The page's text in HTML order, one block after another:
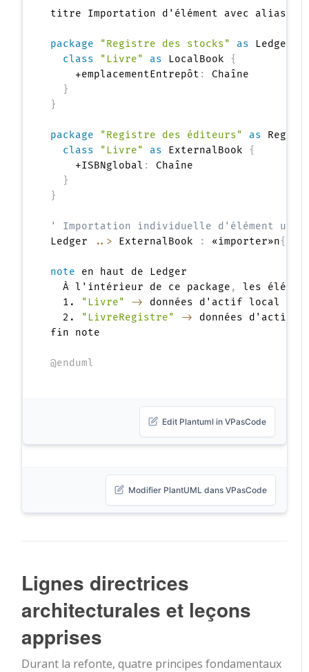
titre Importation d'élément avec alias de
package "Registre des stocks" as Ledger
class
"Livre" as LocalBook {
    +emplacementEntrepôt
:
Chaîne
}
}
package "Registre des éditeurs" as
class
"Livre" as ExternalBook {
    +ISBNglobal
:
Chaîne
}
}
' Importation individuelle d'élément
Ledger
..> ExternalBook : «importer»n{
note en haut de Ledger
  À l'intérieur de ce package
,
les
  1.
"Livre" ->
données d'actif local
  2.
"LivreRegistre" ->
données d'actif
fin note
@enduml
Edit Plantuml in VPasCode
Modifier PlantUML dans VPasCode
Lignes directrices
architecturales et leçons
apprises
Durant la refonte, quatre principes fondamentaux